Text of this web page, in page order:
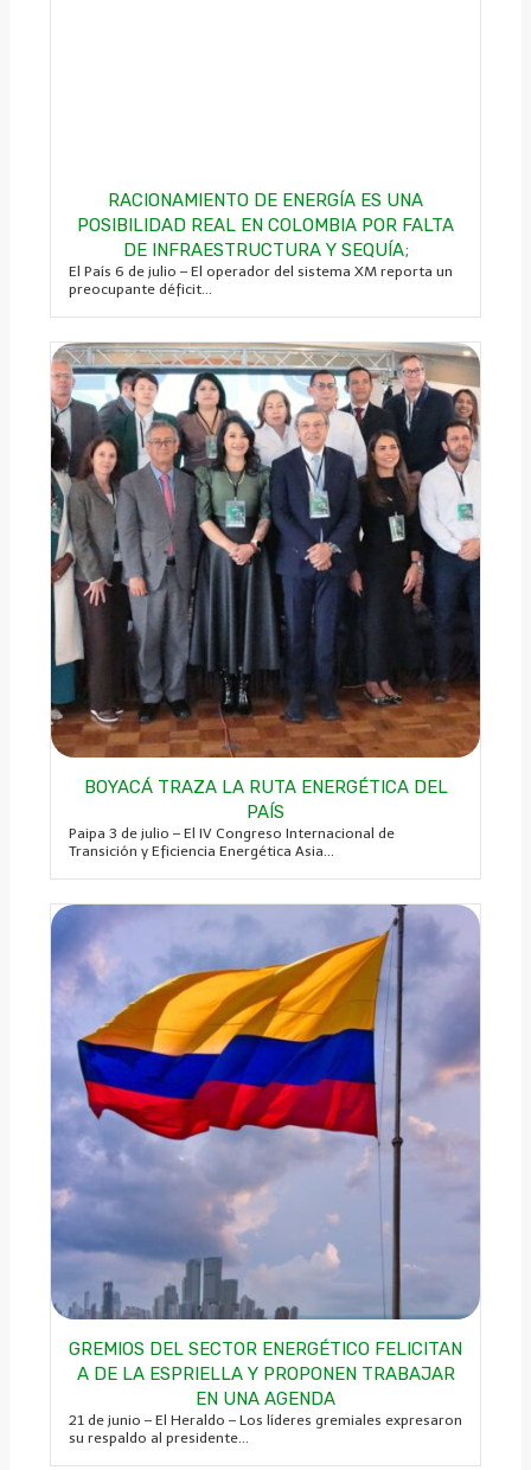
RACIONAMIENTO DE ENERGÍA ES UNA
POSIBILIDAD REAL EN COLOMBIA POR FALTA
DE INFRAESTRUCTURA Y SEQUÍA;
El País 6 de julio – El operador del sistema XM reporta un
preocupante déficit...
BOYACÁ TRAZA LA RUTA ENERGÉTICA DEL
PAÍS
Paipa 3 de julio – El IV Congreso Internacional de
Transición y Eficiencia Energética Asia...
GREMIOS DEL SECTOR ENERGÉTICO FELICITAN
A DE LA ESPRIELLA Y PROPONEN TRABAJAR
EN UNA AGENDA
21 de junio – El Heraldo – Los líderes gremiales expresaron
su respaldo al presidente...